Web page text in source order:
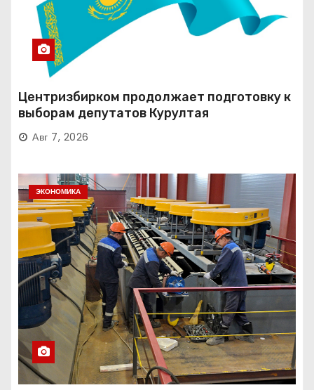
Центризбирком продолжает подготовку к
выборам депутатов Курултая
Авг 7, 2026
ЭКОНОМИКА